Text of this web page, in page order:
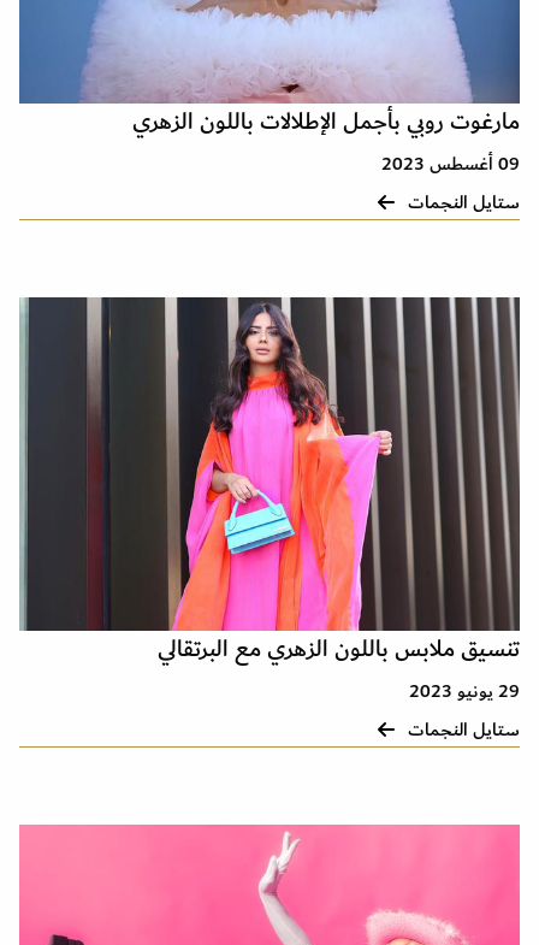
مارغوت روبي بأجمل الإطلالات باللون الزهري
09 أغسطس 2023
ستايل النجمات
تنسيق ملابس باللون الزهري مع البرتقالي
29 يونيو 2023
ستايل النجمات